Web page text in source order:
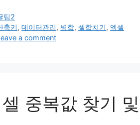
팁2
축키,데이터관리, 병합,셀합치기, 엑셀
a comment
중복값 찾기